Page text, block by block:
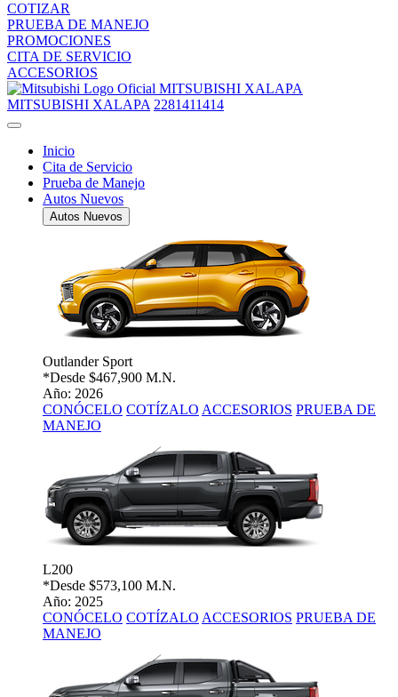
COTIZAR
PRUEBA DE MANEJO
PROMOCIONES
CITA DE SERVICIO
ACCESORIOS
MITSUBISHI XALAPA
MITSUBISHI XALAPA 2281411414
Inicio
Cita de Servicio
Prueba de Manejo
Autos Nuevos
Autos Nuevos
Outlander Sport
*Desde $467,900 M.N.
Año: 2026
CONÓCELO COTÍZALO ACCESORIOS PRUEBA DE
MANEJO
L200
*Desde $573,100 M.N.
Año: 2025
CONÓCELO COTÍZALO ACCESORIOS PRUEBA DE
MANEJO